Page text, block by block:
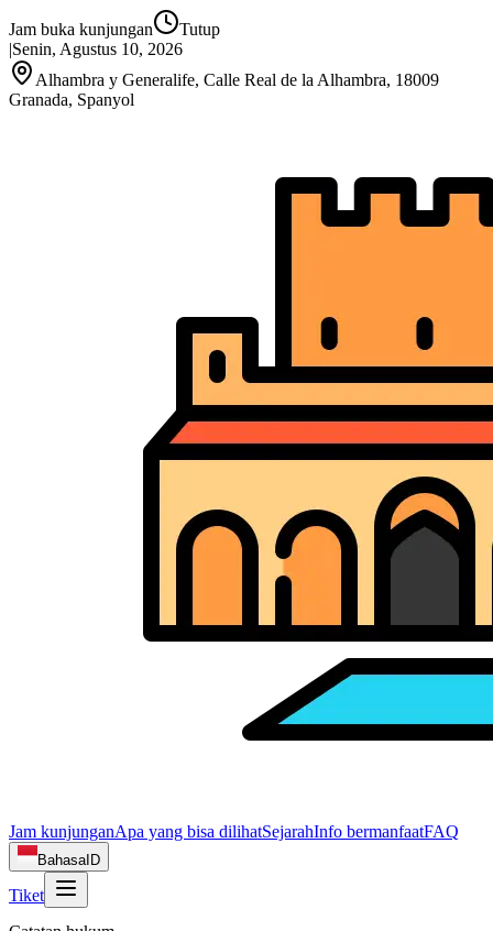
Jam buka kunjungan
Tutup
|Senin, Agustus 10, 2026
Alhambra y Generalife, Calle Real de la Alhambra, 18009
Granada, Spanyol
Jam kunjunganApa yang bisa dilihatSejarahInfo bermanfaatFAQ
BahasaID
Tiket